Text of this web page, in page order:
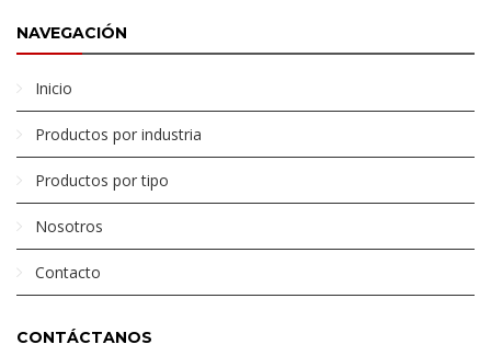
NAVEGACIÓN
Inicio
Productos por industria
Productos por tipo
Nosotros
Contacto
CONTÁCTANOS